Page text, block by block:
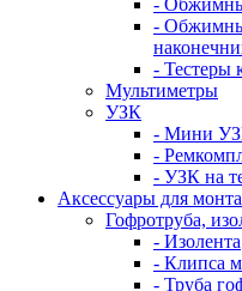
-
-
- Тестеры
Мультиметры
УЗК
- Мини
-
- УЗК на
Аксессуары для
Гофротруба,
- Изолента
- Клипса
- Труба